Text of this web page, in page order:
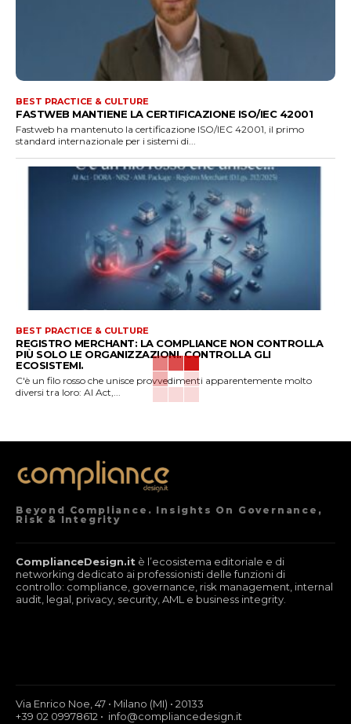
BEST PRACTICE & CULTURE
FASTWEB MANTIENE LA CERTIFICAZIONE ISO/IEC 42001
Fastweb ha mantenuto la certificazione ISO/IEC 42001, il primo
standard internazionale per i sistemi di...
BEST PRACTICE & CULTURE
REGISTRO MERCHANT: LA COMPLIANCE NON CONTROLLA
PIÙ SOLO LE ORGANIZZAZIONI. CONTROLLA GLI
ECOSISTEMI.
C'è un filo rosso che unisce provvedimenti apparentemente molto
diversi tra loro: AI Act,...
Beyond Compliance. Insights On Governance,
Risk & Integrity
ComplianceDesign.it è l’ecosistema editoriale e di
networking dedicato ai professionisti delle funzioni di
controllo: compliance, governance, risk management, internal
audit, legal, privacy, security, AML e business integrity.
Via Enrico Noe, 47 • Milano (MI) • 20133
+39 02 09978612 • info@compliancedesign.it